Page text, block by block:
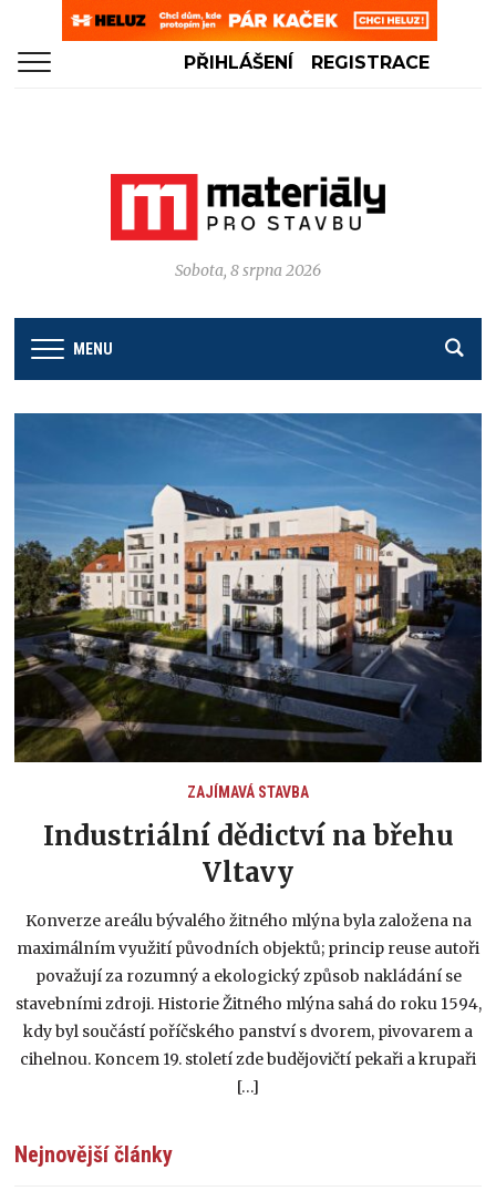
PŘIHLÁŠENÍ REGISTRACE
Sobota, 8 srpna 2026
MENU
ZAJÍMAVÁ STAVBA
Industriální dědictví na břehu
Vltavy
Konverze areálu bývalého žitného mlýna byla založena na
maximálním využití původních objektů; princip reuse autoři
považují za rozumný a ekologický způsob nakládání se
stavebními zdroji. Historie Žitného mlýna sahá do roku 1594,
kdy byl součástí poříčského panství s dvorem, pivovarem a
cihelnou. Koncem 19. století zde budějovičtí pekaři a krupaři
[…]
Nejnovější články